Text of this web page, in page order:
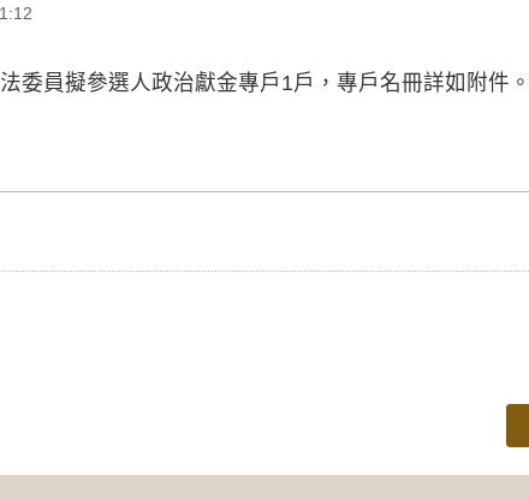
委員擬參選人政治獻金專戶1戶，專戶名冊詳如附件。